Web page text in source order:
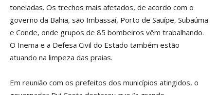
toneladas. Os trechos mais afetados, de acordo com o
governo da Bahia, são Imbassaí, Porto de Sauípe, Subaúma
e Conde, onde grupos de 85 bombeiros vêm trabalhando.
O Inema e a Defesa Civil do Estado também estão
atuando na limpeza das praias.
Em reunião com os prefeitos dos municípios atingidos, o